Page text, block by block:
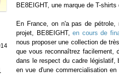
BE8EIGHT, une marque de T-
En France, on n'a pas de
projet, BE8EIGHT,en cours de
nous proposer une collection de
que vous reconnaîtrez facilement,
dans le respect du cadre législatif,
en vue d'une commercialisation